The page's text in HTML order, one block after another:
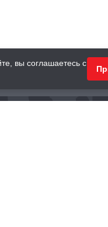
ПОДАРКИ
вы соглашаетесь с